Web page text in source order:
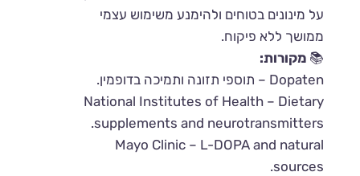
על מינונים בטוחים ולהימנע משימוש עצמי
ממושך ללא פיקוח.
📚 מקורות:
Dopaten – תוספי תזונה ותמיכה בדופמין.
National Institutes of Health – Dietary
supplements and neurotransmitters.
Mayo Clinic – L-DOPA and natural
sources.